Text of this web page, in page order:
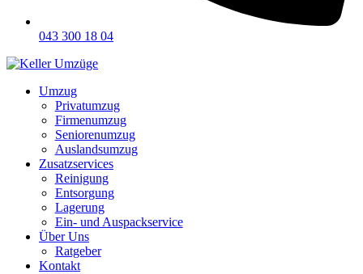
043 300 18 04
Umzug
Privatumzug
Firmenumzug
Seniorenumzug
Auslandsumzug
Zusatzservices
Reinigung
Entsorgung
Lagerung
Ein- und Auspackservice
Über Uns
Ratgeber
Kontakt